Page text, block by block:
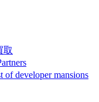
取
of developer mansions